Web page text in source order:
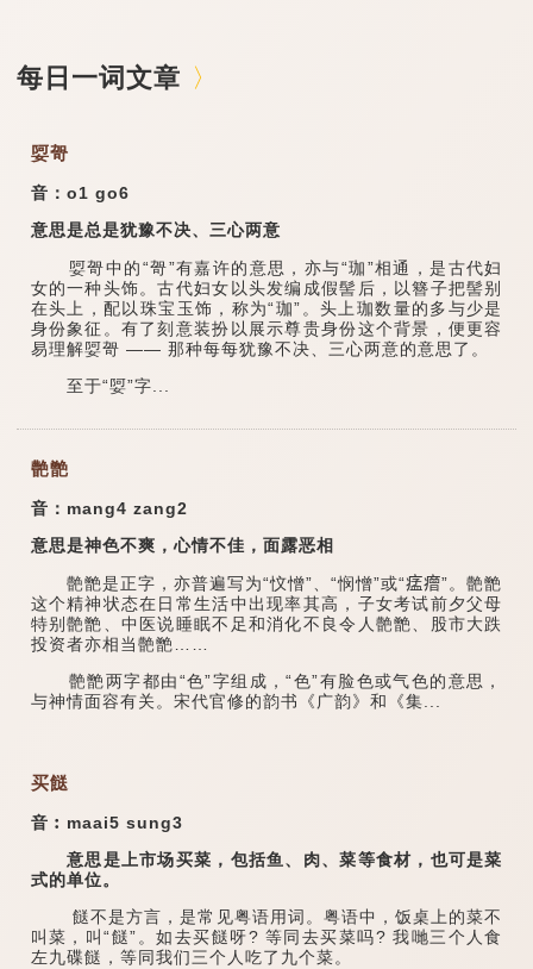
每日一词文章
娿哿
音：o1 go6
意思是总是犹豫不决、三心两意
娿哿中的“哿”有嘉许的意思，亦与“珈”相通，是古代妇
女的一种头饰。古代妇女以头发编成假髻后，以簪子把髻别
在头上，配以珠宝玉饰，称为“珈”。头上珈数量的多与少是
身份象征。有了刻意装扮以展示尊贵身份这个背景，便更容
易理解娿哿 —— 那种每每犹豫不决、三心两意的意思了。
至于“娿”字...
䒐䒏
音：mang4 zang2
意思是神色不爽，心情不佳，面露恶相
䒐䒏是正字，亦普遍写为“忟憎”、“悯憎”或“𤷪𤺧”。䒐䒏
这个精神状态在日常生活中出现率其高，子女考试前夕父母
特别䒐䒏、中医说睡眠不足和消化不良令人䒐䒏、股市大跌
投资者亦相当䒐䒏……
䒐䒏两字都由“色”字组成，“色”有脸色或气色的意思，
与神情面容有关。宋代官修的韵书《广韵》和《集...
买餸
音︰maai5 sung3
意思是上市场买菜，包括鱼、肉、菜等食材，也可是菜
式的单位。
餸不是方言，是常见粤语用词。粤语中，饭桌上的菜不
叫菜，叫“餸”。如去买餸呀? 等同去买菜吗? 我哋三个人食
左九碟餸，等同我们三个人吃了九个菜。